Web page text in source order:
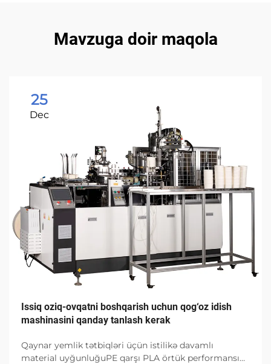
Mavzuga doir maqola
25
Dec
Issiq oziq-ovqatni boshqarish uchun qog‘oz idish
mashinasini qanday tanlash kerak
Qaynar yemlik tətbiqləri üçün istilikə davamlı
material uyğunluğuPE qarşı PLA örtük performansı